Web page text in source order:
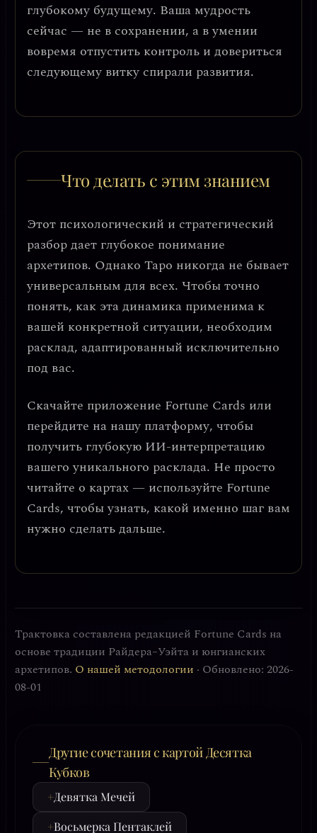
глубокому будущему. Ваша мудрость
сейчас — не в сохранении, а в умении
вовремя отпустить контроль и довериться
следующему витку спирали развития.
Что делать с этим знанием
Этот психологический и стратегический
разбор дает глубокое понимание
архетипов. Однако Таро никогда не бывает
универсальным для всех. Чтобы точно
понять, как эта динамика применима к
вашей конкретной ситуации, необходим
расклад, адаптированный исключительно
под вас.
Скачайте приложение Fortune Cards или
перейдите на нашу платформу, чтобы
получить глубокую ИИ-интерпретацию
вашего уникального расклада. Не просто
читайте о картах — используйте Fortune
Cards, чтобы узнать, какой именно шаг вам
нужно сделать дальше.
Трактовка составлена редакцией Fortune Cards на
основе традиции Райдера–Уэйта и юнгианских
архетипов. О нашей методологии · Обновлено: 2026-
08-01
Другие сочетания с картой Десятка
Кубков
+Девятка Мечей
+Восьмерка Пентаклей